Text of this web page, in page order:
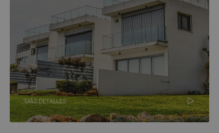
MÁS DETALLES